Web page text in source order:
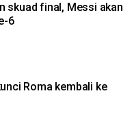
skuad final, Messi akan
6
Roma kembali ke